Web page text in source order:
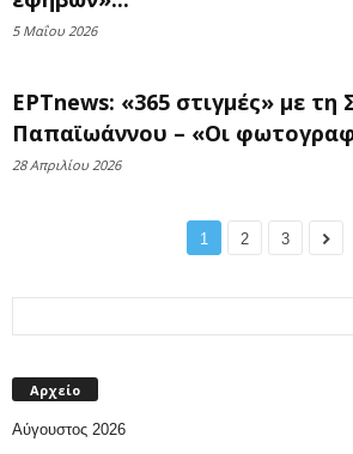
5 Μαΐου 2026
ΕΡΤnews: «365 στιγμές» με τη
Παπαϊωάννου – «Οι
28 Απριλίου 2026
1 2 3
Αρχείο
Αύγουστος 2026